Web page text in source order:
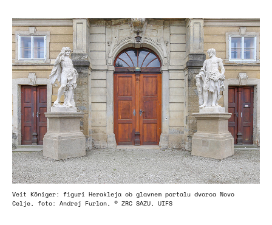
Veit Königer: figuri Herakleja ob glavnem portalu dvorca Novo
Celje, foto: Andrej Furlan, © ZRC SAZU, UIFS